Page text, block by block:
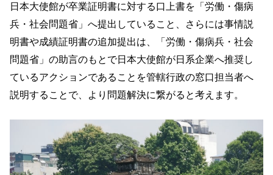
日本大使館が卒業証明書に対する口上書を「労働・傷病
兵・社会問題省」へ提出していること、さらには事情説
明書や成績証明書の追加提出は、「労働・傷病兵・社会
問題省」の助言のもとで日本大使館が日系企業へ推奨し
ているアクションであることを管轄行政の窓口担当者へ
説明することで、より問題解決に繋がると考えます。